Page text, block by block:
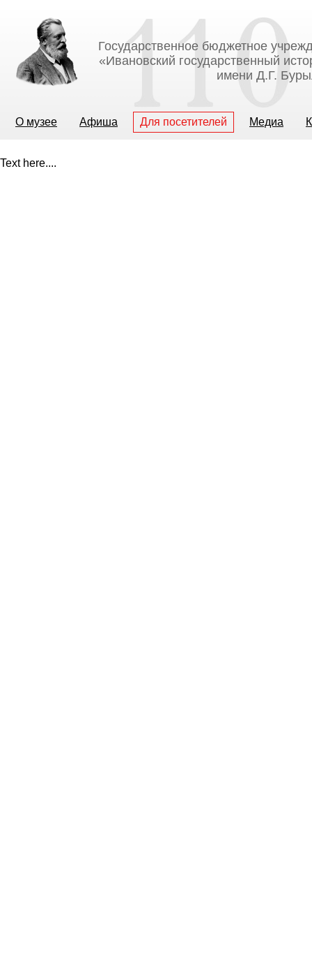
Государственное бюджетное
«Ивановский государственный
имени Д.Г.
О музее Афиша Для посетителей Медиа
Text here....